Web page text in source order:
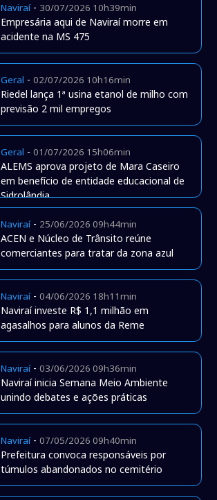
Naviraí- 30/07/2026 10h39min
Empresária aqui de Naviraí morre em
acidente na MS 475
Geral -02/07/2026 10h16min
Riedel lança 1ª usina etanol de milho com
previsão 2 mil empregos
Geral -01/07/2026 15h06min
ALEMS aprova projeto de Mara Caseiro
em benefício de entidade educacional de
Sidrolândia
Naviraí- 25/06/2026 09h44min
ACEN e Núcleo de Trânsito reúne
comerciantes para tratar da zona azul
Naviraí-04/06/2026 18h11min
Naviraí investe R$ 1,1 milhão em
agasalhos para alunos da Reme
Naviraí-03/06/2026 09h36min
Naviraí inicia Semana Meio Ambiente
unindo debates e ações práticas
Naviraí-07/05/2026 09h40min
Prefeitura convoca responsáveis por
túmulos abandonados no cemitério